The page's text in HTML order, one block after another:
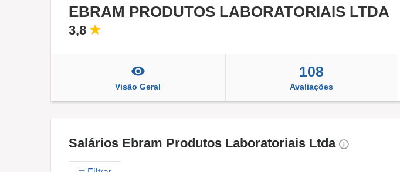
EBRAM PRODUTOS LABORATORIAIS LTDA
3,8
Visão Geral
108
Avaliações
Salários Ebram Produtos Laboratoriais Ltda